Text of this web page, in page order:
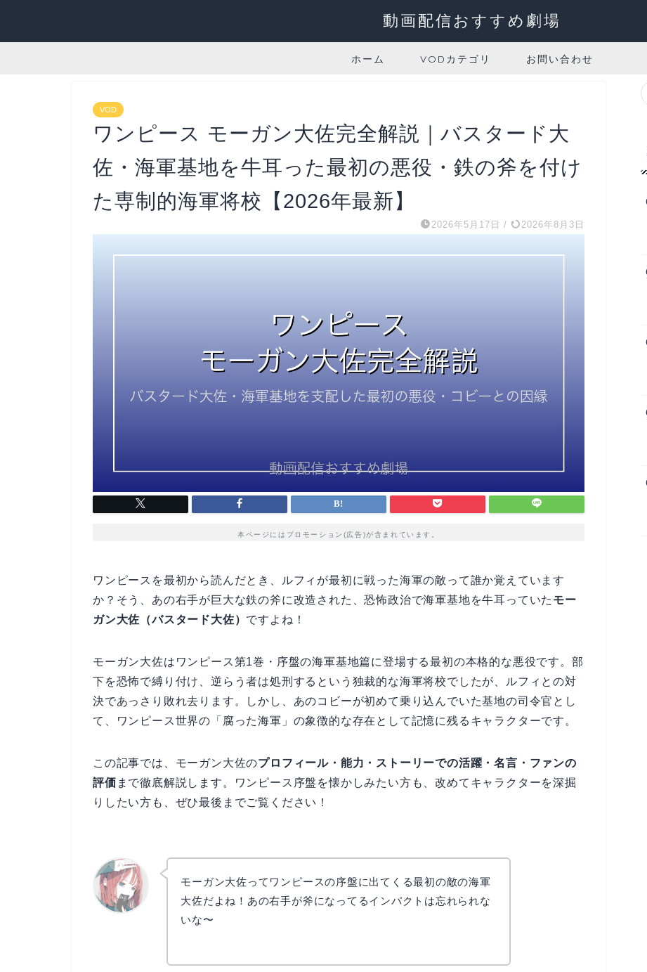
動画配信おすすめ劇場
ホーム VODカテゴリ お問い合わせ
VOD
ワンピース モーガン大佐完全解説｜バスタード大
佐・海軍基地を牛耳った最初の悪役・鉄の斧を付け
た専制的海軍将校【2026年最新】
2026年5月17日 / 2026年8月3日
本ページにはプロモーション(広告)が含まれています。
ワンピースを最初から読んだとき、ルフィが最初に戦った海軍の敵って誰か覚えています
か？そう、あの右手が巨大な鉄の斧に改造された、恐怖政治で海軍基地を牛耳っていた モー
ガン大佐（バスタード大佐） ですよね！
モーガン大佐はワンピース第1巻・序盤の海軍基地篇に登場する最初の本格的な悪役です。部
下を恐怖で縛り付け、逆らう者は処刑するという独裁的な海軍将校でしたが、ルフィとの対
決であっさり敗れ去ります。しかし、あのコビーが初めて乗り込んでいた基地の司令官とし
て、ワンピース世界の「腐った海軍」の象徴的な存在として記憶に残るキャラクターです。
この記事では、モーガン大佐のプロフィール・能力・ストーリーでの活躍・名言・ファンの
評価 まで徹底解説します。ワンピース序盤を懐かしみたい方も、改めてキャラクターを深掘
りしたい方も、ぜひ最後までご覧ください！
モーガン大佐ってワンピースの序盤に出てくる最初の敵の海軍
大佐だよね！あの右手が斧になってるインパクトは忘れられな
いな〜